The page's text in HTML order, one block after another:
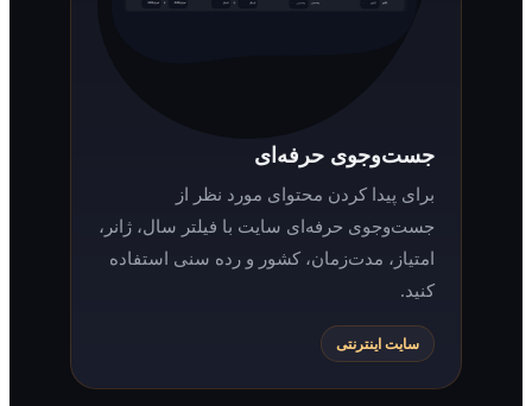
جست‌وجوی حرفه‌ای
برای پیدا کردن محتوای مورد نظر از
جست‌وجوی حرفه‌ای سایت با فیلتر سال، ژانر،
امتیاز، مدت‌زمان، کشور و رده سنی استفاده
سایت اینترنتی